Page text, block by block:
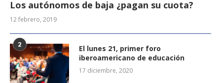
Los autónomos de baja ¿pagan su cuota?
12 febrero, 2019
2
El lunes 21, primer foro
iberoamericano de educación
17 diciembre, 2020